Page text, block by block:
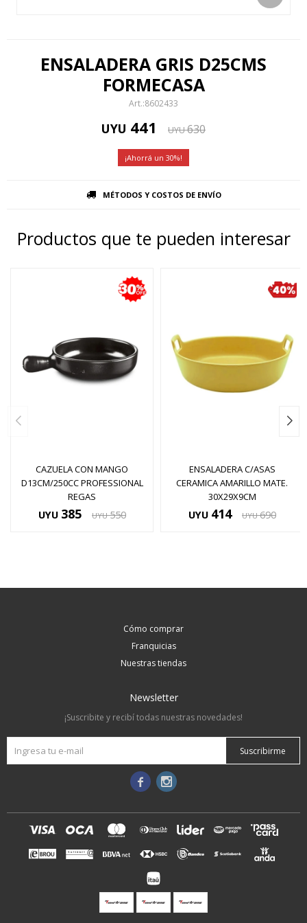
ENSALADERA GRIS D25CMS
FORMECASA
8602433
UYU 441 UYU630
30
MÉTODOS Y COSTOS DE ENVÍO
Productos que te pueden interesar
CAZUELA CON MANGO
D13CM/250CC PROFESSIONAL
REGAS
UYU 385 UYU 550
ENSALADERA C/ASAS
CERAMICA AMARILLO MATE.
30X29X9CM
UYU 414 UYU 690
Cómo comprar
Franquicias
Nuestras tiendas
Newsletter
¡Suscribite y recibí todas nuestras novedades!
Suscribirme
 